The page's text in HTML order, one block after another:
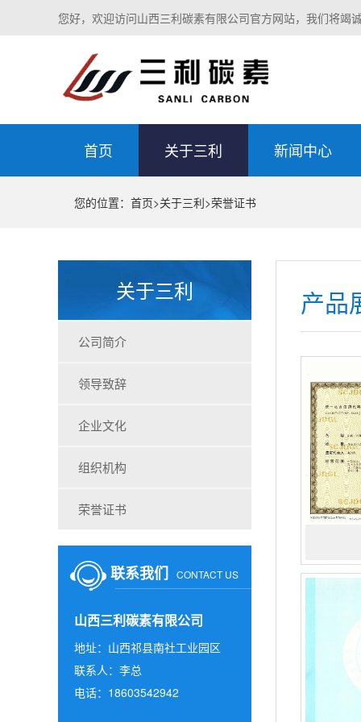
您好，欢迎访问山西三利碳素有限公司官方网站，我们将竭
首页 关于三利 新闻中心
您的位置： 首页>关于三利>荣誉证书
关于三利
公司简介
领导致辞
企业文化
组织机构
荣誉证书
联系我们 CONTACT US
山西三利碳素有限公司
地址：山西祁县南社工业园区
联系人：李总
电话：18603542942
产品